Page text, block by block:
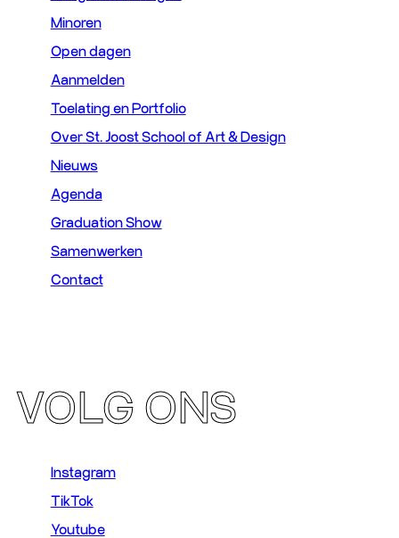
Minoren
Open dagen
Aanmelden
Toelating en Portfolio
Over St. Joost School of Art & Design
Nieuws
Agenda
Graduation Show
Samenwerken
Contact
VOLG ONS
Instagram
TikTok
Youtube